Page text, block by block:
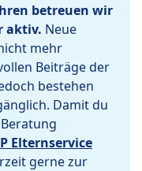
betreuen wir
aktiv. Neue
mehr
Beiträge der
bestehen
Damit du
Elternservice
gerne zur